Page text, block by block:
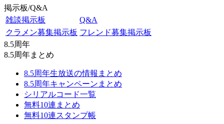
掲示板/Q&A
雑談掲示板
Q&A
クラメン募集掲示板 フレンド募集掲示板
8.5周年
8.5周年まとめ
8.5周年生放送の情報まとめ
8.5周年キャンペーンまとめ
シリアルコード一覧
無料10連まとめ
無料10連スタンプ帳